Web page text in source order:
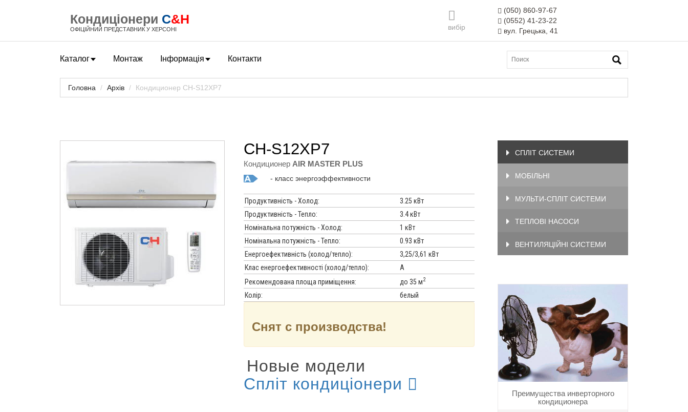
Кондиціонери C&H
ОФІЦІЙНИЙ ПРЕДСТАВНИК У ХЕРСОНІ вибір
(050) 860-97-67
(0552) 41-23-22
вул. Грецька, 41
Каталог Монтаж Інформація Контакти
Головна Архів Кондиционер CH-S12XP7
CH-S12XP7
Кондиционер AIR MASTER PLUS
- класс энергоэффективности
Продуктивність - Холод:
3.25 кВт
Продуктивність - Тепло:
3.4 кВт
Номінальна потужність - Холод:
1 кВт
Номінальна потужність - Тепло:
0.93 кВт
Енергоефективність (холод/тепло):
3,25/3,61 кВт
Клас енергоефективності (холод/тепло):
A
Рекомендована площа приміщення:
до 35 м2
Колір: белый
Снят с производства!
Новые модели
Спліт кондиціонери
СПЛІТ СИСТЕМИ
МОБІЛЬНІ
МУЛЬТИ-СПЛІТ СИСТЕМИ
ТЕПЛОВІ НАСОСИ
ВЕНТИЛЯЦІЙНІ СИСТЕМИ
Преимущества инверторного
кондиционера